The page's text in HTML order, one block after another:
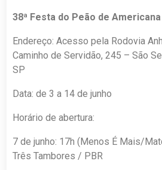
38ª Festa do Peão de Americana
Endereço: Acesso pela Rodovia
Caminho de Servidão, 245 – São
SP
Data: de 3 a 14 de junho
Horário de abertura:
7 de junho: 17h (Menos É Mais/
Três Tambores / PBR